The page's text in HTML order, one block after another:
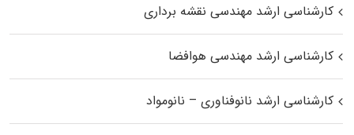
کارشناسی ارشد مهندسی نقشه برداری
کارشناسی ارشد مهندسی هوافضا
کارشناسی ارشد نانوفناوری – نانومواد